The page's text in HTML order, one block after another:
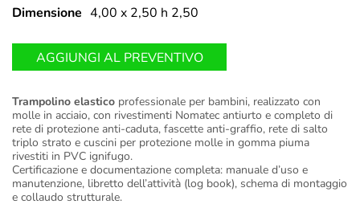
Dimensione 4,00 x 2,50 h 2,50
AGGIUNGI AL PREVENTIVO
Trampolino elastico professionale per bambini, realizzato con
molle in acciaio, con rivestimenti Nomatec antiurto e completo di
rete di protezione anti-caduta, fascette anti-graffio, rete di salto
triplo strato e cuscini per protezione molle in gomma piuma
rivestiti in PVC ignifugo.
Certificazione e documentazione completa: manuale d’uso e
manutenzione, libretto dell’attività (log book), schema di montaggio
e collaudo strutturale.